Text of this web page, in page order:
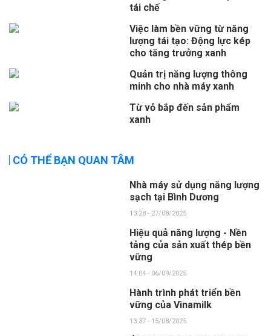
tái chế
Việc làm bền vững từ năng
lượng tái tạo: Động lực kép
cho tăng trưởng xanh
Quản trị năng lượng thông
minh cho nhà máy xanh
Từ vỏ bắp đến sản phẩm
xanh
CÓ THỂ BẠN QUAN TÂM
Nhà máy sử dụng năng lượng
sạch tại Bình Dương
13:28 - 27/08/2025
Hiệu quả năng lượng - Nền
tảng của sản xuất thép bền
vững
14:04 - 06/09/2025
Hành trình phát triển bền
vững của Vinamilk
13:37 - 15/08/2025